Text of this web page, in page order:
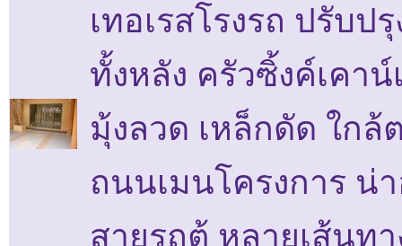
เทอเรสโรงรถ ปรับป
ทั้งหลัง ครัวซิ้งค์เคาน์
มุ้งลวด เหล็กดัด ใกล้
ถนนเมนโครงการ น่
สายรถตู้ หลายเส้นท